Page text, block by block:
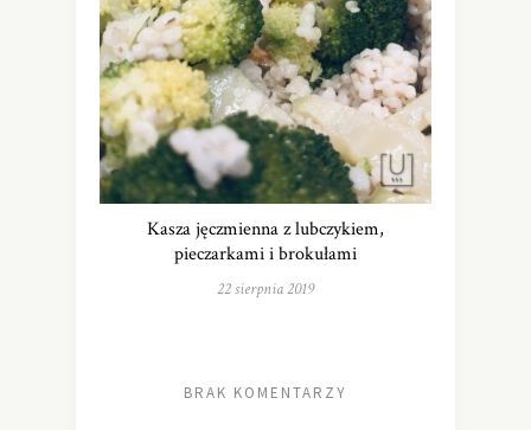
Kasza jęczmienna z lubczykiem,
pieczarkami i brokułami
22 sierpnia 2019
BRAK KOMENTARZY